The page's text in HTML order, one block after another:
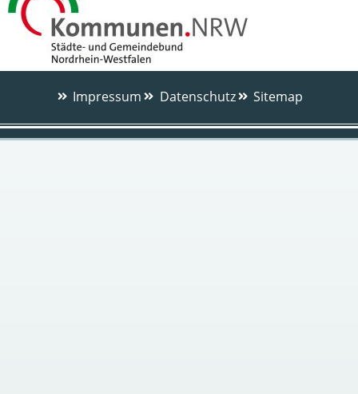
Impressum Datenschutz Sitemap